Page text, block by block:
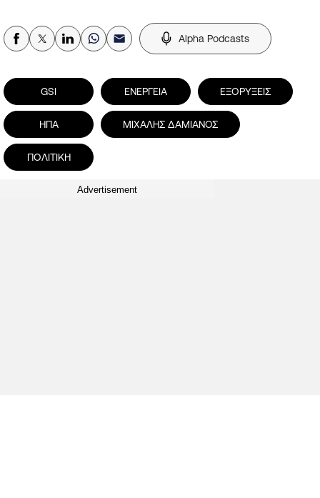
Alpha Podcasts
GSI ΕΝΕΡΓΕΙΑ ΕΞΟΡΥΞΕΙΣ
ΗΠΑ ΜΙΧΑΛΗΣ ΔΑΜΙΑΝΟΣ
ΠΟΛΙΤΙΚΗ
Advertisement